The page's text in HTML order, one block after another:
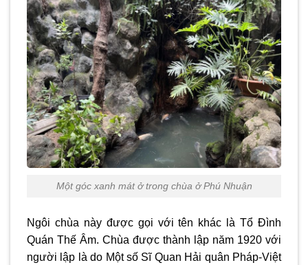
Một góc xanh mát ở trong chùa ở Phú Nhuận
Ngôi chùa này được gọi với tên khác là Tổ Đình
Quán Thế Âm. Chùa được thành lập năm 1920 với
người lập là do Một số Sĩ Quan Hải quân Pháp-Việt